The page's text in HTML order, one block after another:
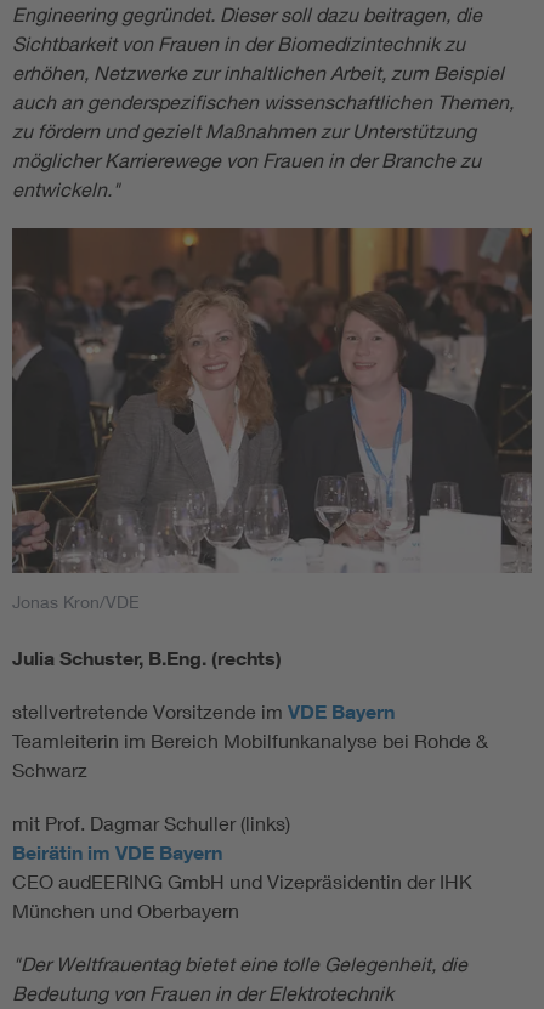
Engineering gegründet. Dieser soll dazu beitragen, die
Sichtbarkeit von Frauen in der Biomedizintechnik zu
erhöhen, Netzwerke zur inhaltlichen Arbeit, zum Beispiel
auch an genderspezifischen wissenschaftlichen Themen,
zu fördern und gezielt Maßnahmen zur Unterstützung
möglicher Karrierewege von Frauen in der Branche zu
entwickeln."
Jonas Kron/VDE
Julia Schuster, B.Eng. (rechts)
stellvertretende Vorsitzende im VDE Bayern
Teamleiterin im Bereich Mobilfunkanalyse bei Rohde &
Schwarz
mit Prof. Dagmar Schuller (links)
Beirätin im VDE Bayern
CEO audEERING GmbH und Vizepräsidentin der IHK
München und Oberbayern
"Der Weltfrauentag bietet eine tolle Gelegenheit, die
Bedeutung von Frauen in der Elektrotechnik